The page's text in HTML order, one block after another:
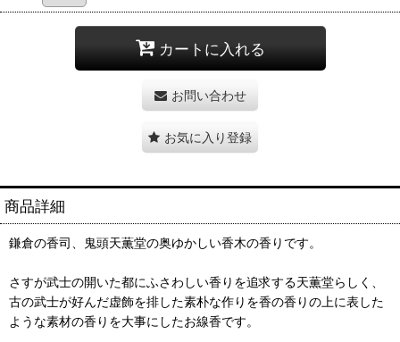
カートに入れる
お問い合わせ
お気に入り登録
商品詳細
鎌倉の香司、鬼頭天薫堂の奥ゆかしい香木の香りです。
さすが武士の開いた都にふさわしい香りを追求する天薫堂らしく、
古の武士が好んだ虚飾を排した素朴な作りを香の香りの上に表した
ような素材の香りを大事にしたお線香です。